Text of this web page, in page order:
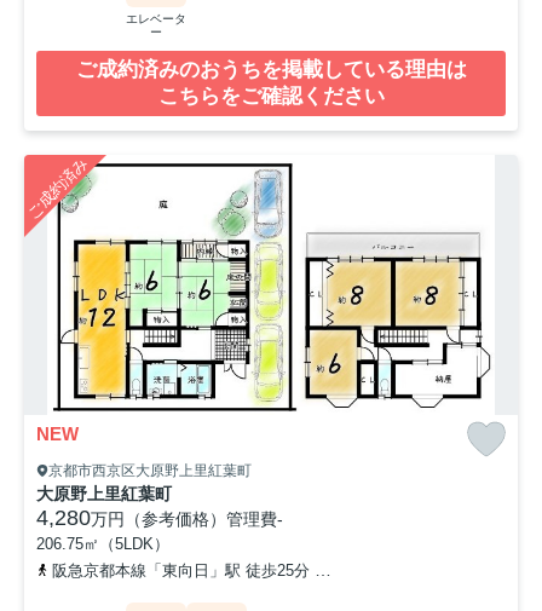
エレベータ
ー
ご成約済みのおうちを掲載している理由は
こちらをご確認ください
ご成約済み
NEW
京都市西京区大原野上里紅葉町
大原野上里紅葉町
4,280万円（参考価格） 管理費-
206.75㎡（5LDK）
阪急京都本線「東向日」駅 徒歩25分